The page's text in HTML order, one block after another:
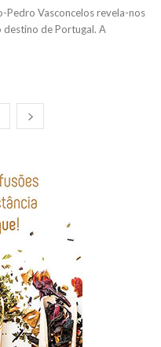
Vasconcelos revela-nos
destino de Portugal. A